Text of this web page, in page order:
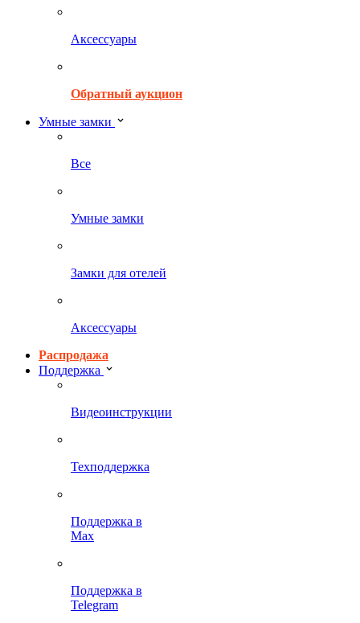
Аксессуары
Обратный аукцион
Умные замки
Все
Умные замки
Замки для отелей
Аксессуары
Распродажа
Поддержка
Видеоинструкции
Техподдержка
Поддержка в
Max
Поддержка в
Telegram